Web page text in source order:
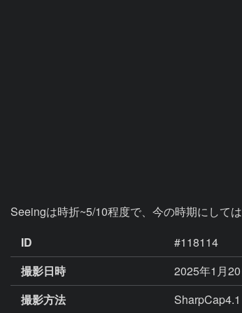
Seeingは時折~5/10程度で、今の時期にして
ID
#118114
撮影日時
2025年1月
撮影方法